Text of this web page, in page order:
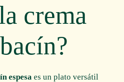
crema
espesa es un plato versátil